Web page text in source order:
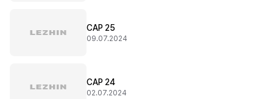
CAP 25
09.07.2024
CAP 24
02.07.2024